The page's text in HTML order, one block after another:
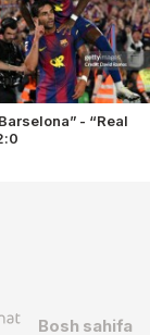
- “Real
Bosh sahifa